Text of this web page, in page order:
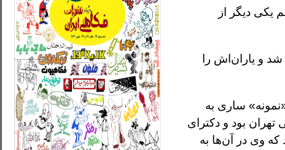
یکی دیگر از
و یاران‌اش را
«نمونه» ساری به
بود و دکترای
که وی در آن‌ها به